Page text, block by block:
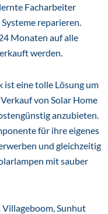
Facharbeiter
reparieren.
Monaten auf alle
werden.
ist eine tolle Lösung um
von Solar Home
anzubieten.
für ihre eigenes
und gleichzeitig
mit sauber
Sunhut